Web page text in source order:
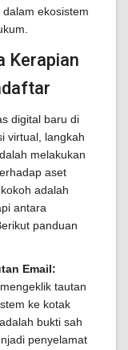
ekosistem
Kerapian
digital baru di
virtual, langkah
melakukan
aset
adalah
antara
panduan
Email:
tautan
ke kotak
bukti sah
penyelamat